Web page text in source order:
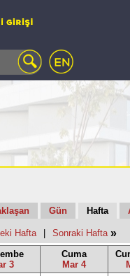
Gün Hafta
Hafta | Sonraki Hafta »
3
Cuma
Mar 4